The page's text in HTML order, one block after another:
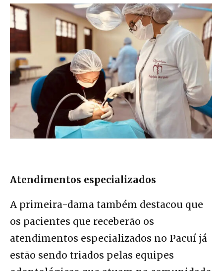
Atendimentos especializados
A primeira-dama também destacou que
os pacientes que receberão os
atendimentos especializados no Pacuí já
estão sendo triados pelas equipes